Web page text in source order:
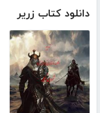
دانلود کتاب زریر